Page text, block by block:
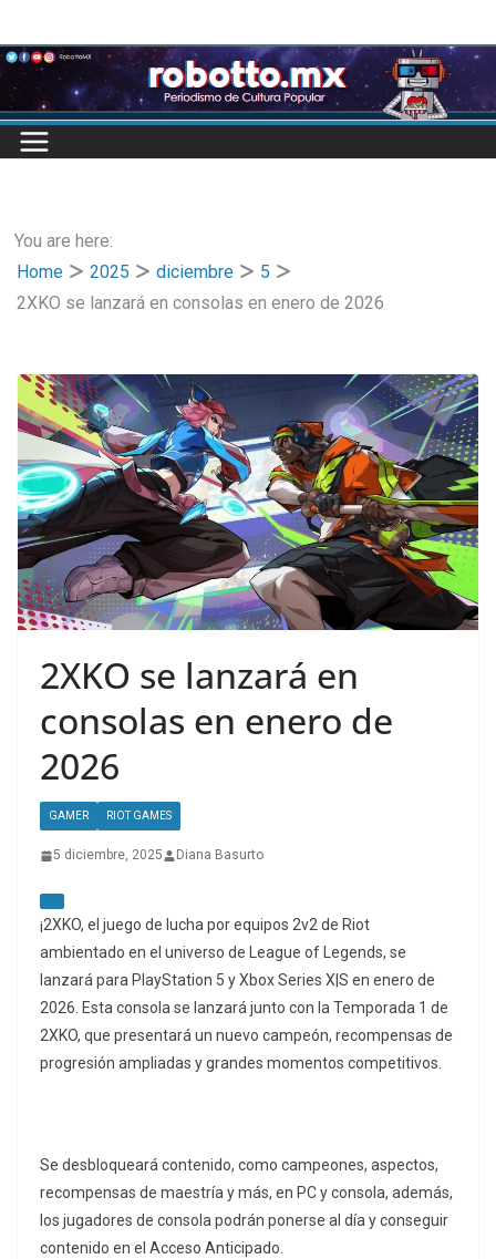
to
content
You are here:
Home
2025 diciembre
5
2XKO se lanzará en consolas en enero de 2026
2XKO se lanzará en
consolas en enero de
2026
GAMER RIOT GAMES
5 diciembre, 2025 Diana Basurto
¡2XKO, el juego de lucha por equipos 2v2 de Riot
ambientado en el universo de League of Legends, se
lanzará para PlayStation 5 y Xbox Series X|S en enero de
2026. Esta consola se lanzará junto con la Temporada 1 de
2XKO, que presentará un nuevo campeón, recompensas de
progresión ampliadas y grandes momentos competitivos.
Se desbloqueará contenido, como campeones, aspectos,
recompensas de maestría y más, en PC y consola, además,
los jugadores de consola podrán ponerse al día y conseguir
contenido en el Acceso Anticipado.